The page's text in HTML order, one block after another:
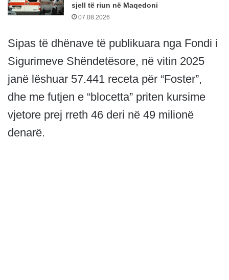
sjell të riun në Maqedoni
07.08.2026
Sipas të dhënave të publikuara nga Fondi i
Sigurimeve Shëndetësore, në vitin 2025
janë lëshuar 57.441 receta për “Foster”,
dhe me futjen e “blocetta” priten kursime
vjetore prej rreth 46 deri në 49 milionë
denarë.